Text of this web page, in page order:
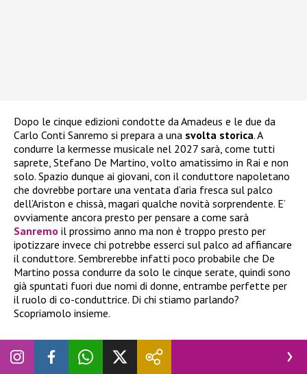
Dopo le cinque edizioni condotte da Amadeus e le due da
Carlo Conti Sanremo si prepara a una svolta storica. A
condurre la kermesse musicale nel 2027 sarà, come tutti
saprete, Stefano De Martino, volto amatissimo in Rai e non
solo. Spazio dunque ai giovani, con il conduttore napoletano
che dovrebbe portare una ventata d’aria fresca sul palco
dell’Ariston e chissà, magari qualche novità sorprendente. E’
ovviamente ancora presto per pensare a come sarà
Sanremo il prossimo anno ma non è troppo presto per
ipotizzare invece chi potrebbe esserci sul palco ad affiancare
il conduttore. Sembrerebbe infatti poco probabile che De
Martino possa condurre da solo le cinque serate, quindi sono
già spuntati fuori due nomi di donne, entrambe perfette per
il ruolo di co-conduttrice. Di chi stiamo parlando?
Scopriamolo insieme.
Sanremo 2027, “due donne” intorno a De
Martino: cosa sta succedendo davvero